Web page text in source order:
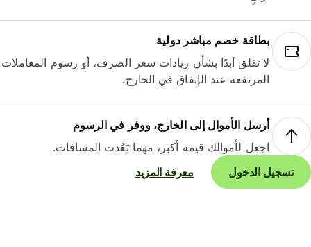
بطاقة خصم مباشر دولية
لا تقلق أبدًا بشأن زيادات سعر الصرف، أو رسوم المعاملات
المرتفعة عند الإنفاق في الخارج.
أرسل الأموال إلى الخارج، ووفر في الرسوم
اجعل لأموالك قيمة أكبر، مهما بَعُدت المسافات.
تسجيل الدخول
معرفة المزيد